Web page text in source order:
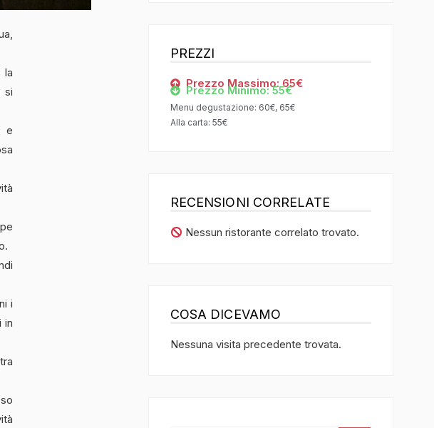
la
si
e
i
in
PREZZI
Prezzo Massimo: 65€
Prezzo Minimo: 55€
Menu degustazione: 60€, 65€
Alla carta: 55€
RECENSIONI CORRELATE
Nessun ristorante correlato trovato.
COSA DICEVAMO
Nessuna visita precedente trovata.